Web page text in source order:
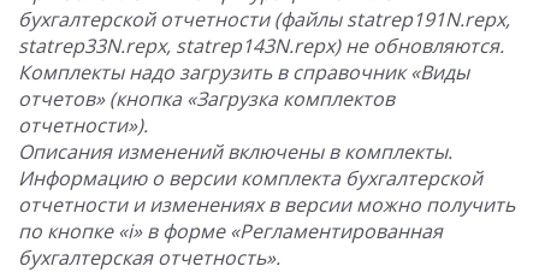
бухгалтерской отчетности (файлы statrep191N.repx,
statrep33N.repx, statrep143N.repx) не обновляются.
Комплекты надо загрузить в справочник «Виды
отчетов» (кнопка «Загрузка комплектов
отчетности»).
Описания изменений включены в комплекты.
Информацию о версии комплекта бухгалтерской
отчетности и изменениях в версии можно получить
по кнопке «i» в форме «Регламентированная
бухгалтерская отчетность».